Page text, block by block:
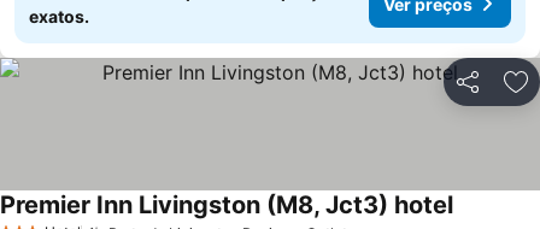
exatos.
Partilhar
Premier Inn Livingston (M8, Jct3) hotelVer